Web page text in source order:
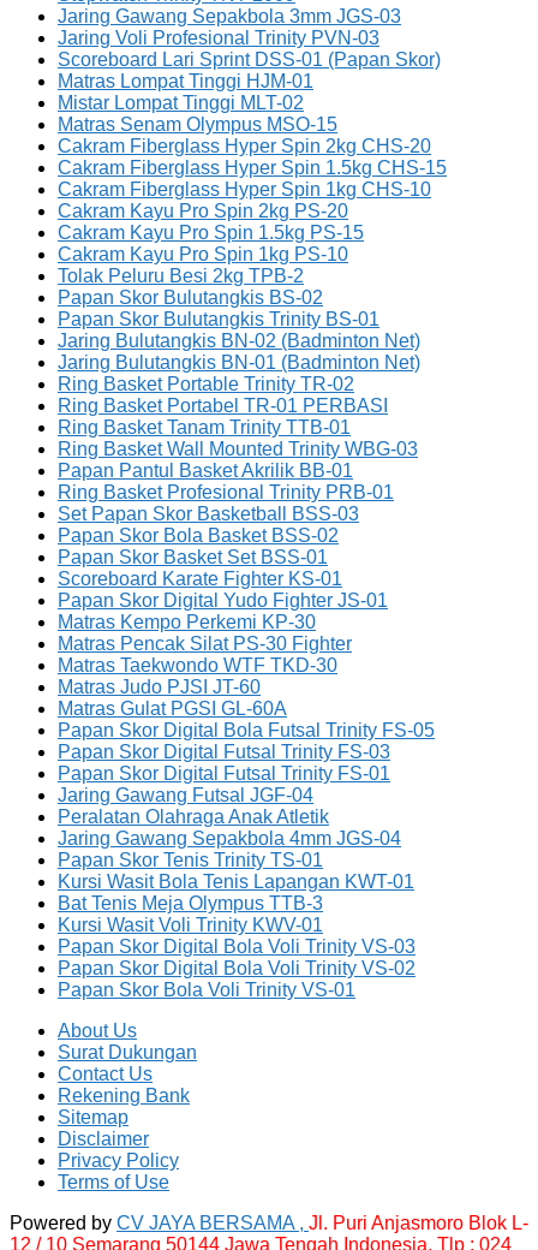
Jaring Gawang Sepakbola 3mm JGS-03
Jaring Voli Profesional Trinity PVN-03
Scoreboard Lari Sprint DSS-01 (Papan Skor)
Matras Lompat Tinggi HJM-01
Mistar Lompat Tinggi MLT-02
Matras Senam Olympus MSO-15
Cakram Fiberglass Hyper Spin 2kg CHS-20
Cakram Fiberglass Hyper Spin 1.5kg CHS-15
Cakram Fiberglass Hyper Spin 1kg CHS-10
Cakram Kayu Pro Spin 2kg PS-20
Cakram Kayu Pro Spin 1.5kg PS-15
Cakram Kayu Pro Spin 1kg PS-10
Tolak Peluru Besi 2kg TPB-2
Papan Skor Bulutangkis BS-02
Papan Skor Bulutangkis Trinity BS-01
Jaring Bulutangkis BN-02 (Badminton Net)
Jaring Bulutangkis BN-01 (Badminton Net)
Ring Basket Portable Trinity TR-02
Ring Basket Portabel TR-01 PERBASI
Ring Basket Tanam Trinity TTB-01
Ring Basket Wall Mounted Trinity WBG-03
Papan Pantul Basket Akrilik BB-01
Ring Basket Profesional Trinity PRB-01
Set Papan Skor Basketball BSS-03
Papan Skor Bola Basket BSS-02
Papan Skor Basket Set BSS-01
Scoreboard Karate Fighter KS-01
Papan Skor Digital Yudo Fighter JS-01
Matras Kempo Perkemi KP-30
Matras Pencak Silat PS-30 Fighter
Matras Taekwondo WTF TKD-30
Matras Judo PJSI JT-60
Matras Gulat PGSI GL-60A
Papan Skor Digital Bola Futsal Trinity FS-05
Papan Skor Digital Futsal Trinity FS-03
Papan Skor Digital Futsal Trinity FS-01
Jaring Gawang Futsal JGF-04
Peralatan Olahraga Anak Atletik
Jaring Gawang Sepakbola 4mm JGS-04
Papan Skor Tenis Trinity TS-01
Kursi Wasit Bola Tenis Lapangan KWT-01
Bat Tenis Meja Olympus TTB-3
Kursi Wasit Voli Trinity KWV-01
Papan Skor Digital Bola Voli Trinity VS-03
Papan Skor Digital Bola Voli Trinity VS-02
Papan Skor Bola Voli Trinity VS-01
About Us
Surat Dukungan
Contact Us
Rekening Bank
Sitemap
Disclaimer
Privacy Policy
Terms of Use
Powered by CV JAYA BERSAMA , Jl. Puri Anjasmoro Blok L-
12 / 10 Semarang 50144 Jawa Tengah Indonesia, Tlp : 024